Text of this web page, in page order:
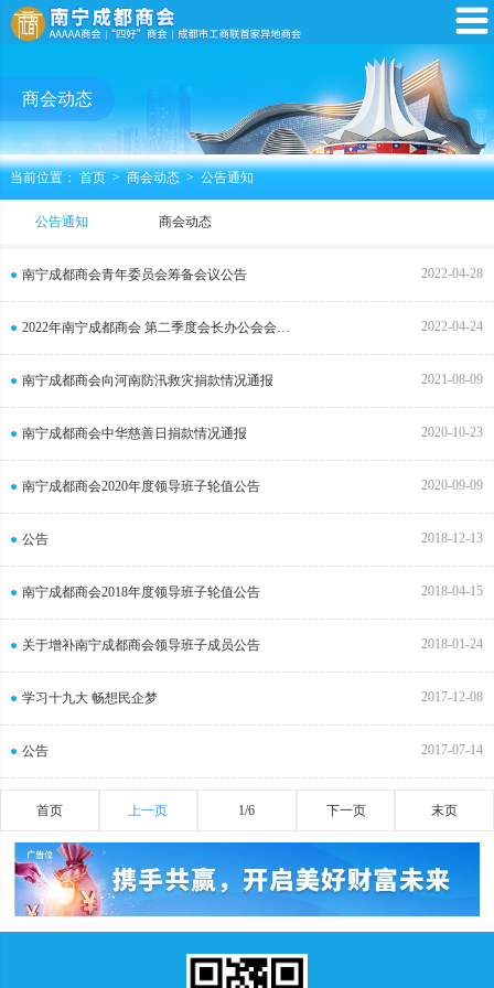
商会动态
当前位置： 首页> 商会动态> 公告通知
公告通知 商会动态
南宁成都商会青年委员会筹备会议公告 2022-04-28
2022年南宁成都商会 第二季度会长办公会会议公告 2022-04-24
南宁成都商会向河南防汛救灾捐款情况通报 2021-08-09
南宁成都商会中华慈善日捐款情况通报 2020-10-23
南宁成都商会2020年度领导班子轮值公告 2020-09-09
公告 2018-12-13
南宁成都商会2018年度领导班子轮值公告 2018-04-15
关于增补南宁成都商会领导班子成员公告 2018-01-24
学习十九大 畅想民企梦 2017-12-08
公告 2017-07-14
首页 上一页 1/6 下一页 末页